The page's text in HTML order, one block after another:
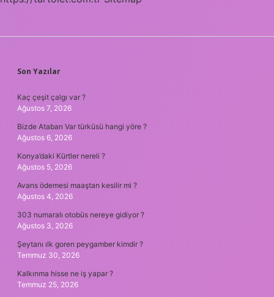
SIDEBAR
Son Yazılar
Kaç çeşit çalgı var ?
Ağustos 7, 2026
Bizde Atabarı Var türküsü hangi yöre ?
Ağustos 6, 2026
Konya’daki Kürtler nereli ?
Ağustos 5, 2026
Avans ödemesi maaştan kesilir mi ?
Ağustos 4, 2026
303 numaralı otobüs nereye gidiyor ?
Ağustos 3, 2026
Şeytanı ılk goren peygamber kimdir ?
Temmuz 30, 2026
Kalkınma hisse ne iş yapar ?
Temmuz 25, 2026